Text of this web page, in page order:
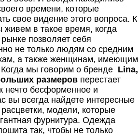
времени, которые
свое видение этого вопроса. К
живем в такое время, когда
позволяет себя
не только людям со средним
а также женщинам, имеющим
мы говорим о бренде Lina,
размеров перестает
нечто бесформенное и
вы всегда найдете интересные
модели, которые
фурнитура. Одежда
так, чтобы не только